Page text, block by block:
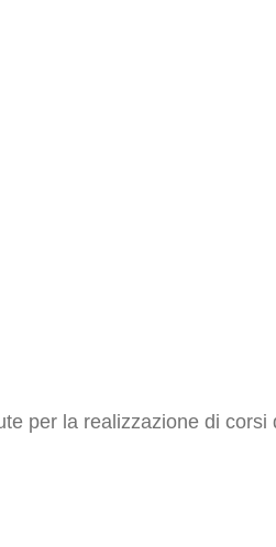
per la realizzazione di corsi